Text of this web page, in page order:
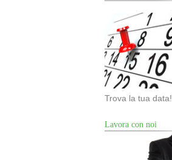
Trova la tua data!
Lavora con noi